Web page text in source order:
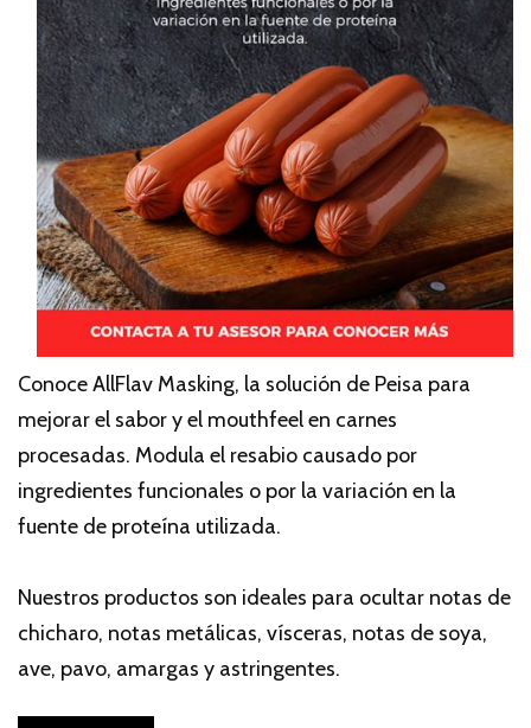
Conoce AllFlav Masking, la solución de Peisa para
mejorar el sabor y el mouthfeel en carnes
procesadas. Modula el resabio causado por
ingredientes funcionales o por la variación en la
fuente de proteína utilizada.
Nuestros productos son ideales para ocultar notas de
chicharo, notas metálicas, vísceras, notas de soya,
ave, pavo, amargas y astringentes.